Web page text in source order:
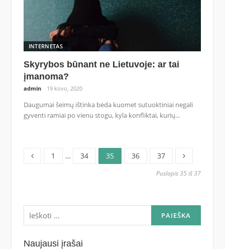
INTERNETAS
Skyrybos būnant ne Lietuvoje: ar tai
įmanoma?
admin 19 kovo, 2020
Daugumai šeimų ištinka bėda kuomet sutuoktiniai negali
gyventi ramiai po vienu stogu, kyla konfliktai, kurių...
Navigacija
1 … Puslapis
34 Puslapis
35 36 37
Puslapis 35 iš 37
Ieškoti:
Naujausi įrašai